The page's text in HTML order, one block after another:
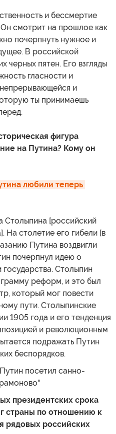
и бессмертие
смотрит на прошлое как
почерпнуть нужное и
В российской
черных пятен. Его взгляды
гласности и
и
ты принимаешь
фигура
на Путина? Кому он
любили теперь
Столыпина [российский
На столетие его гибели [в
Путина воздвигли
почерпнул идею о
Столыпин
реформ, и это был
который мог повести
пути. Столыпинские
1905 года и его тенденция
и революционным
подражать Путин
беспорядков.
президентских срока
страны по отношению к
рядовых российских